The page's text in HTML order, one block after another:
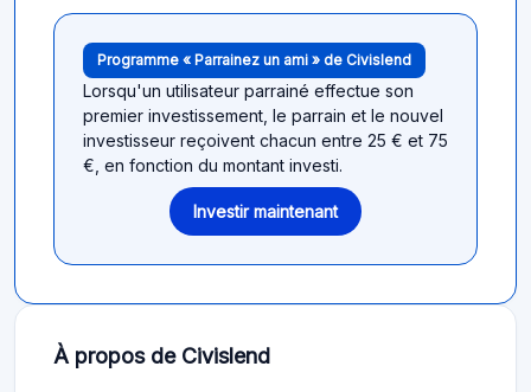
Programme « Parrainez un ami » de Civislend
Lorsqu'un utilisateur parrainé effectue son
premier investissement, le parrain et le nouvel
investisseur reçoivent chacun entre 25 € et 75
€, en fonction du montant investi.
Investir maintenant
À propos de Civislend